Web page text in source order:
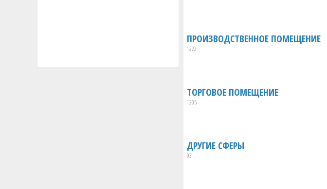
ПРОИЗВОДСТВЕННОЕ ПОМЕЩЕНИЕ
1222
ТОРГОВОЕ ПОМЕЩЕНИЕ
1205
ДРУГИЕ СФЕРЫ
93